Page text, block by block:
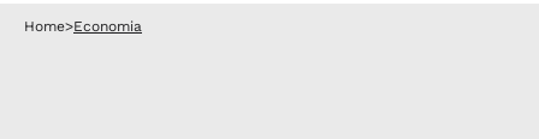
Home>Economia